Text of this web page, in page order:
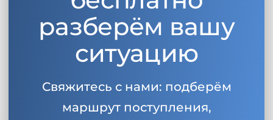
разберём вашу
ситуацию
Свяжитесь с нами: подберём
маршрут поступления,